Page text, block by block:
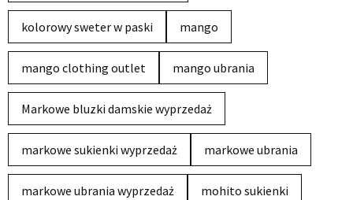
kolorowy sweter w paski mango
mango clothing outlet mango ubrania
Markowe bluzki damskie wyprzedaż
markowe sukienki wyprzedaż markowe ubrania
markowe ubrania wyprzedaż mohito sukienki